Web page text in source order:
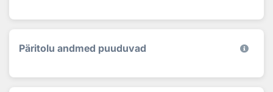
Päritolu andmed puuduvad